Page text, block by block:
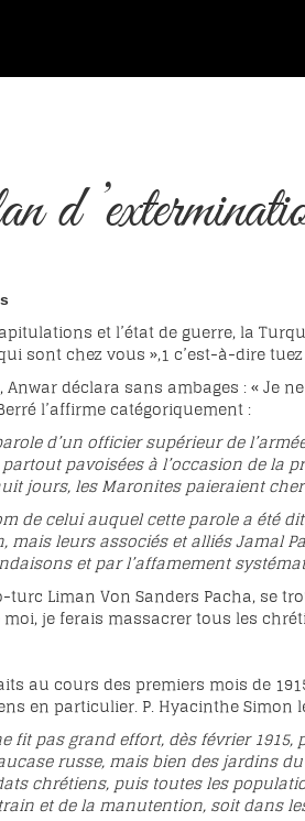
d
et l’état de guerre, la
sont chez vous »,1c’est-à-dire
déclara sans ambages : « Je
l’affirme catégoriquement :
d’un officier supérieur de
pavoisées à l’occasion de la
jours, les Maronites paieraient
de celui auquel cette parole a été
mais leurs associés et alliés Jamal
et par l’affamement
turc Liman Von Sanders Pacha, se
moi, je ferais massacrer tous les
au cours des premiers mois de
en particulier. P. Hyacinthe Simon
fit pas grand effort, dès février
russe, mais bien des jardins
chrétiens, puis toutes les
et de la manutention, soit dans